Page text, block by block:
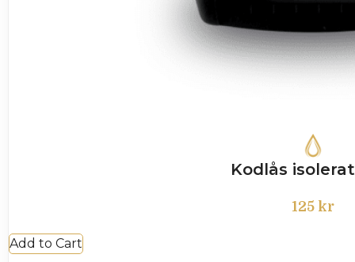
Kodlås
125 kr
Add to Cart